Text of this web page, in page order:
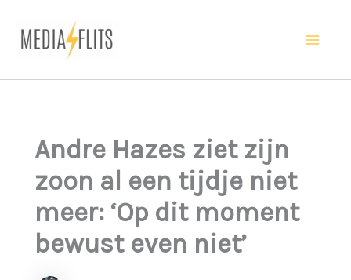
naar
Andre Hazes ziet zijn
zoon al een tijdje niet
meer: ‘Op dit moment
bewust even niet’